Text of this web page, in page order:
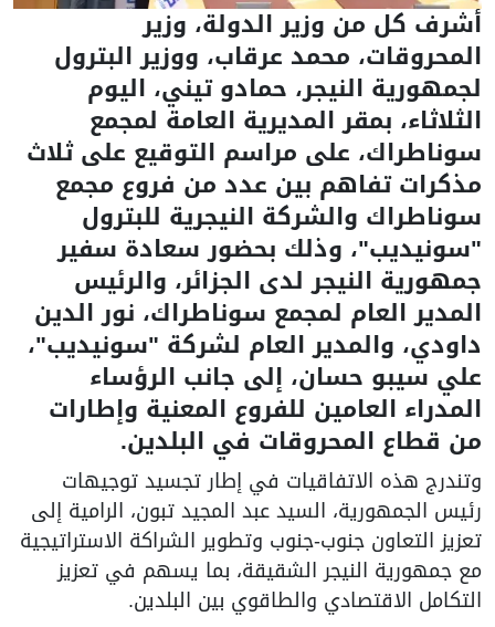
أشرف كل من وزير الدولة، وزير
المحروقات، محمد عرقاب، ووزير البترول
لجمهورية النيجر، حمادو تيني، اليوم
الثلاثاء، بمقر المديرية العامة لمجمع
سوناطراك، على مراسم التوقيع على ثلاث
مذكرات تفاهم بين عدد من فروع مجمع
سوناطراك والشركة النيجرية للبترول
"سونيديب"، وذلك بحضور سعادة سفير
جمهورية النيجر لدى الجزائر، والرئيس
المدير العام لمجمع سوناطراك، نور الدين
داودي، والمدير العام لشركة "سونيديب"،
علي سيبو حسان، إلى جانب الرؤساء
المدراء العامين للفروع المعنية وإطارات
من قطاع المحروقات في البلدين.
وتندرج هذه الاتفاقيات في إطار تجسيد توجيهات
رئيس الجمهورية، السيد عبد المجيد تبون، الرامية إلى
تعزيز التعاون جنوب-جنوب وتطوير الشراكة الاستراتيجية
مع جمهورية النيجر الشقيقة، بما يسهم في تعزيز
التكامل الاقتصادي والطاقوي بين البلدين.